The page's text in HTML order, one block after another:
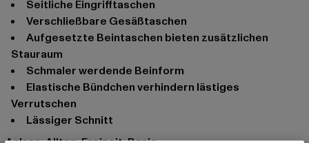
Seitliche Eingrifftaschen
Verschließbare Gesäßtaschen
Aufgesetzte Beintaschen bieten zusätzlichen
Stauraum
Schmaler werdende Beinform
Elastische Bündchen verhindern lästiges
Verrutschen
Lässiger Schnitt